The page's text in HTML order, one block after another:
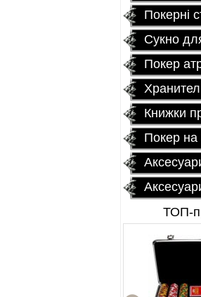
Покернi
Сукно
Покер
Книжки
Покер на
ТОП-